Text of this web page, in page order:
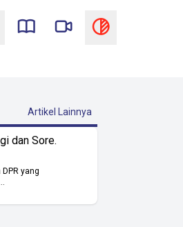
Artikel Lainnya
dan Sore.
yang